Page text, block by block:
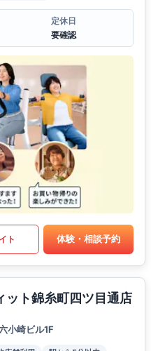
定休日
要確認
ト 体験・相談予約
ット錦糸町四ツ目通店
小崎ビル1F